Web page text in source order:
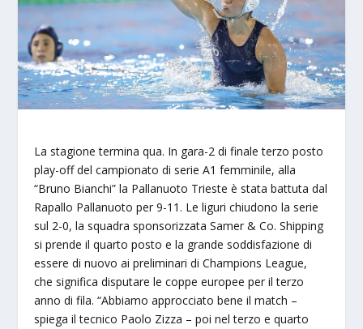
La stagione termina qua. In gara-2 di finale terzo posto
play-off del campionato di serie A1 femminile, alla
“Bruno Bianchi” la Pallanuoto Trieste è stata battuta dal
Rapallo Pallanuoto per 9-11. Le liguri chiudono la serie
sul 2-0, la squadra sponsorizzata Samer & Co. Shipping
si prende il quarto posto e la grande soddisfazione di
essere di nuovo ai preliminari di Champions League,
che significa disputare le coppe europee per il terzo
anno di fila. “Abbiamo approcciato bene il match –
spiega il tecnico Paolo Zizza – poi nel terzo e quarto